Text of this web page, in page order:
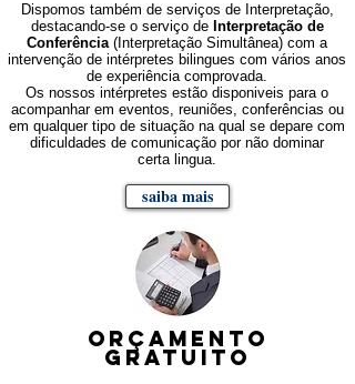
Dispomos também de serviços de Interpretação,
destacando-se o serviço de Interpretação de
Conferência (Interpretação Simultânea) com a
intervenção de intérpretes bilingues com vários anos
de experiência comprovada.
Os nossos intérpretes estão disponiveis para o
acompanhar em eventos, reuniões, conferências ou
em qualquer tipo de situação na qual se depare com
dificuldades de comunicação por não dominar
certa lingua.
saiba mais
orçamento
gratuito